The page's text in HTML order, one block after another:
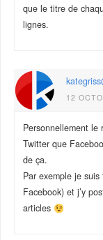
que le titre de
lignes.
12
Personnellement le
Twitter que
de ça.
Par exemple je
Facebook) et j’y
articles